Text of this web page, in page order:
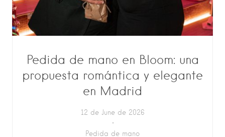
Pedida de mano en Bloom: una
propuesta romántica y elegante
en Madrid
12 de June de 2026
Pedida de mano